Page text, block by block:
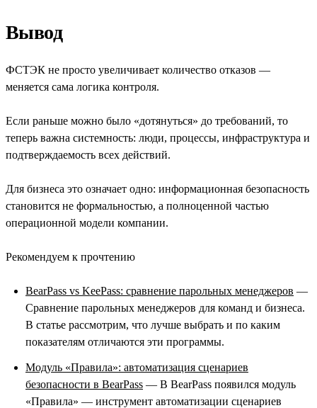
Вывод
ФСТЭК не просто увеличивает количество отказов —
меняется сама логика контроля.
Если раньше можно было «дотянуться» до требований, то
теперь важна системность: люди, процессы, инфраструктура и
подтверждаемость всех действий.
Для бизнеса это означает одно: информационная безопасность
становится не формальностью, а полноценной частью
операционной модели компании.
Рекомендуем к прочтению
BearPass vs KeePass: сравнение парольных менеджеров —
Сравнение парольных менеджеров для команд и бизнеса.
В статье рассмотрим, что лучше выбрать и по каким
показателям отличаются эти программы.
Модуль «Правила»: автоматизация сценариев
безопасности в BearPass — В BearPass появился модуль
«Правила» — инструмент автоматизации сценариев